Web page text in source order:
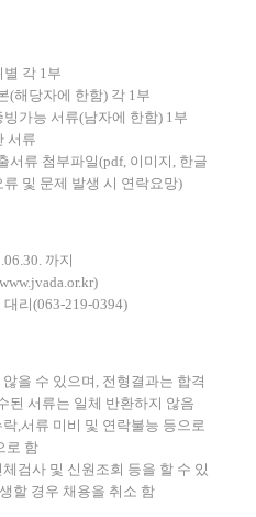
각 1부
(해당자에 한함) 각 1부
가능 서류(남자에 한함) 1부
서류
류 첨부파일(pdf, 이미지, 한글
및 문제 발생 시 연락요망)
까지
리(063-219-0394)
을 수 있으며, 전형결과는 합격
된 서류는 일체 반환하지 않음
,서류 미비 및 연락불능 등으로
로 함
검사 및 신원조회 등을 할 수 있
할 경우 채용을 취소 함